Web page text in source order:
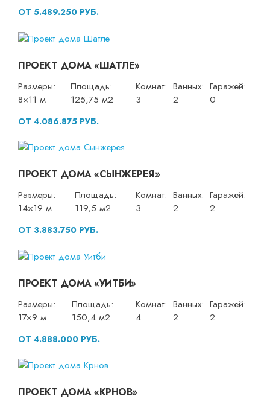
ОТ 5.489.250 РУБ.
ПРОЕКТ ДОМА «ШАТЛЕ»
Размеры:
8×11 м
Площадь:
125,75 м2
Комнат:
3
Ванных:
2
Гаражей:
0
ОТ 4.086.875 РУБ.
ПРОЕКТ ДОМА «СЫНЖЕРЕЯ»
Размеры:
14×19 м
Площадь:
119,5 м2
Комнат:
3
Ванных:
2
Гаражей:
2
ОТ 3.883.750 РУБ.
ПРОЕКТ ДОМА «УИТБИ»
Размеры:
17×9 м
Площадь:
150,4 м2
Комнат:
4
Ванных:
2
Гаражей:
2
ОТ 4.888.000 РУБ.
ПРОЕКТ ДОМА «КРНОВ»